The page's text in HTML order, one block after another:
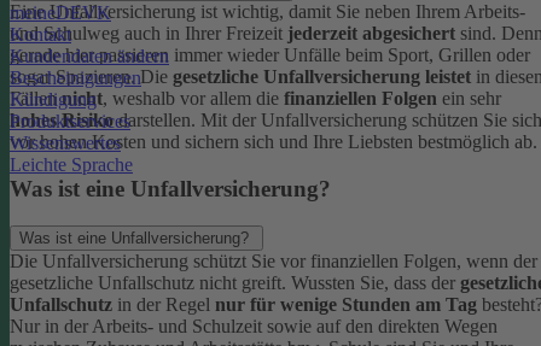
meineDEVK
Kontakt
Kundendaten ändern
Bescheinigungen
Kündigung
Produktservices
Wissenswertes
Leichte Sprache
Eine Unfallversicherung ist wichtig, damit Sie neben Ihrem Arbeits-
und Schulweg auch in Ihrer Freizeit jederzeit abgesichert sind.
gerade hier passieren immer wieder Unfälle beim Sport, Grillen oder
sogar Spazieren. Die gesetzliche Unfallversicherung leistet in
Fällennicht, weshalb vor allem die finanziellen Folgen ein sehr
hohes Risikodarstellen. Mit der Unfallversicherung schützen Sie sich
vor hohen Kosten und sichern sich und Ihre Liebsten bestmöglich ab.
Was ist eine Unfallversicherung?
Was ist eine Unfallversicherung?
Die Unfallversicherung schützt Sie vor finanziellen Folgen, wenn der
gesetzliche Unfallschutz nicht greift. Wussten Sie, dass der
Unfallschutz in der Regel nur für wenige Stunden am Tag
Nur in der Arbeits- und Schulzeit sowie auf den direkten Wegen